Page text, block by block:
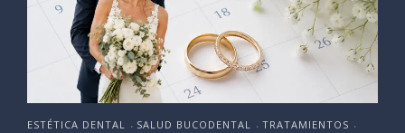
ESTÉTICA DENTAL • SALUD BUCODENTAL • TRATAMIENTOS •